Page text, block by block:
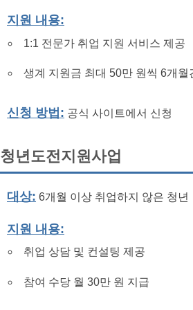
지원 내용:
1:1 전문가 취업 지원 서비스 제공
생계 지원금 최대 50만 원씩 6개월
신청 방법: 공식 사이트에서 신청
청년도전지원사업
대상: 6개월 이상 취업하지 않은 청년
지원 내용:
취업 상담 및 컨설팅 제공
참여 수당 월 30만 원 지급